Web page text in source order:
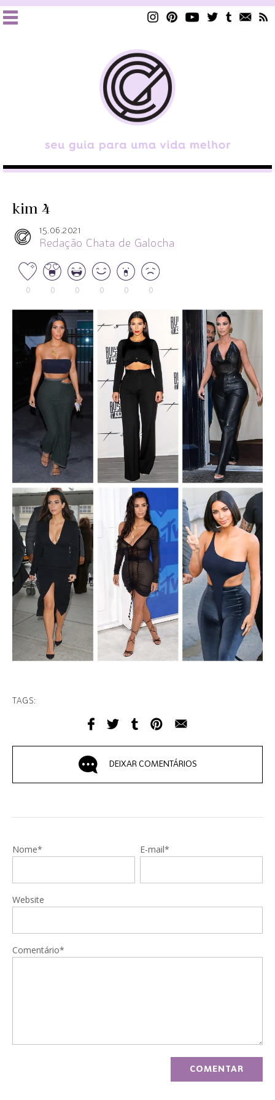
kim 4
15.06.2021
Redação Chata de Galocha
0 0 0 0 0 0
TAGS:
DEIXAR COMENTÁRIOS
Nome* E-mail*
Website
Comentário*